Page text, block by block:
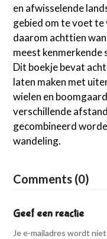
en afwisselende
gebied om te voet te
daarom achttien
meest kenmerkende
Dit boekje bevat
laten maken met
wielen en
verschillende
gecombineerd
wandeling.
Comments (0)
Geef een reactie
Je e-mailadres wordt